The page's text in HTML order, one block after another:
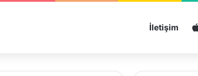
İletişim